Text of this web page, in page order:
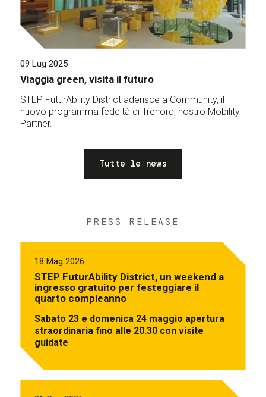
09 Lug 2025
Viaggia green, visita il futuro
STEP FuturAbility District aderisce a Community, il
nuovo programma fedeltà di Trenord, nostro Mobility
Partner.
Tutte le news
PRESS RELEASE
18 Mag 2026
STEP FuturAbility District, un weekend a
ingresso gratuito per festeggiare il
quarto compleanno
Sabato 23 e domenica 24 maggio apertura
straordinaria fino alle 20.30 con visite
guidate